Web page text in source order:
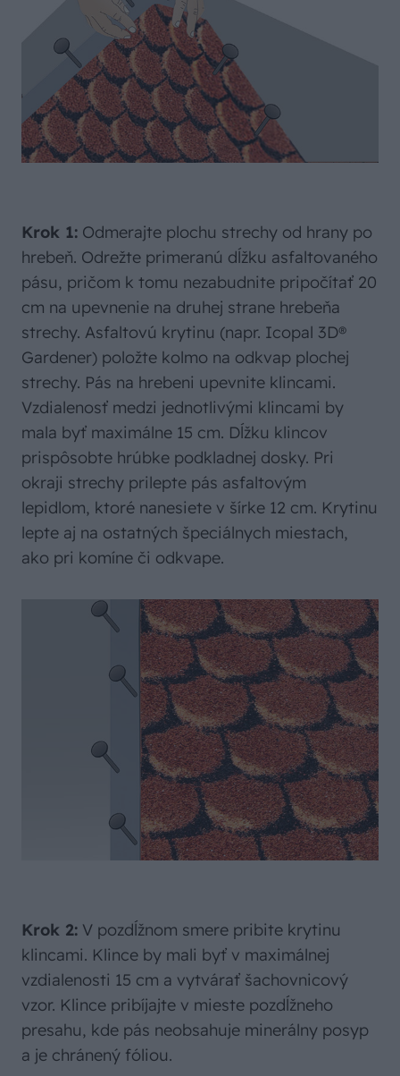
Krok 1: Odmerajte plochu strechy od hrany po
hrebeň. Odrežte primeranú dĺžku asfaltovaného
pásu, pričom k tomu nezabudnite pripočítať 20
cm na upevnenie na druhej strane hrebeňa
strechy. Asfaltovú krytinu (napr. Icopal 3D®
Gardener) položte kolmo na odkvap plochej
strechy. Pás na hrebeni upevnite klincami.
Vzdialenosť medzi jednotlivými klincami by
mala byť maximálne 15 cm. Dĺžku klincov
prispôsobte hrúbke podkladnej dosky. Pri
okraji strechy prilepte pás asfaltovým
lepidlom, ktoré nanesiete v šírke 12 cm. Krytinu
lepte aj na ostatných špeciálnych miestach,
ako pri komíne či odkvape.
Krok 2: V pozdĺžnom smere pribite krytinu
klincami. Klince by mali byť v maximálnej
vzdialenosti 15 cm a vytvárať šachovnicový
vzor. Klince pribíjajte v mieste pozdĺžneho
presahu, kde pás neobsahuje minerálny posyp
a je chránený fóliou.